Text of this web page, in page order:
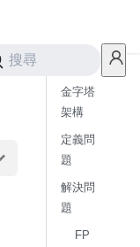
搜尋
金字塔
架構
定義問
題
解決問
題
FP